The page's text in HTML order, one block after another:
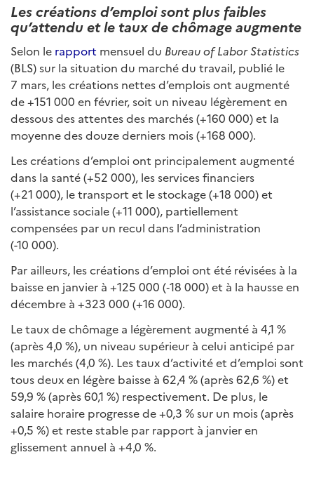
Les créations d’emploi sont plus faibles
qu’attendu et le taux de chômage augmente
Selon le rapport mensuel du Bureau of Labor Statistics
(BLS) sur la situation du marché du travail, publié le
7 mars, les créations nettes d’emplois ont augmenté
de +151 000 en février, soit un niveau légèrement en
dessous des attentes des marchés (+160 000) et la
moyenne des douze derniers mois (+168 000).
Les créations d’emploi ont principalement augmenté
dans la santé (+52 000), les services financiers
(+21 000), le transport et le stockage (+18 000) et
l’assistance sociale (+11 000), partiellement
compensées par un recul dans l’administration
(-10 000).
Par ailleurs, les créations d’emploi ont été révisées à la
baisse en janvier à +125 000 (‑18 000) et à la hausse en
décembre à +323 000 (+16 000).
Le taux de chômage a légèrement augmenté à 4,1 %
(après 4,0 %), un niveau supérieur à celui anticipé par
les marchés (4,0 %). Les taux d’activité et d’emploi sont
tous deux en légère baisse à 62,4 % (après 62,6 %) et
59,9 % (après 60,1 %) respectivement. De plus, le
salaire horaire progresse de +0,3 % sur un mois (après
+0,5 %) et reste stable par rapport à janvier en
glissement annuel à +4,0 %.